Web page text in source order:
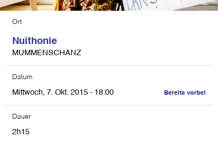
Ort
Nuithonie
MUMMENSCHANZ
Datum
Mittwoch, 7. Okt. 2015 - 18:00 Bereits vorbei
Dauer
2h15